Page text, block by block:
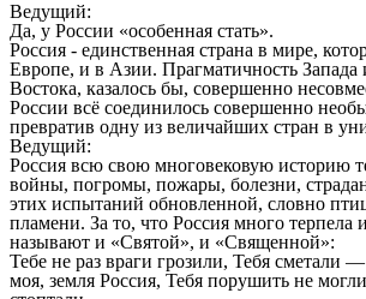
Ведущий:
Да, у России «особенная стать».
Россия - единственная страна в мире,
Европе, и в Азии. Прагматичность Запада
Востока, казалось бы, совершенно
России всё соединилось совершенно
превратив одну из величайших стран в
Ведущий:
Россия всю свою многовековую историю
войны, погромы, пожары, болезни,
этих испытаний обновленной, словно
пламени. За то, что Россия много терпела
называют и «Святой», и «Священной»:
Тебе не раз враги грозили, Тебя сметали
моя, земля Россия, Тебя порушить не